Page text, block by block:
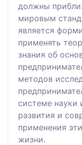
должны
мировым
является
применять
знания об
методов
системе науки
развития и
применения
жизни.